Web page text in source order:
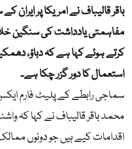
باقر قالیباف نے امریکا پر ایران
مفاہمتی یادداشت کی سنگین
کرتے ہوئے کہا ہے کہ دباؤ،
استعمال کا دور گزر چکا ہے۔
سماجی رابطے کے پلیٹ فارم
محمد باقر قالیباف نے کہا کہ
اقدامات کیے ہیں جو دونوں